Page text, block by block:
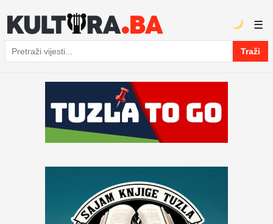
Pretraga
Traži
☰